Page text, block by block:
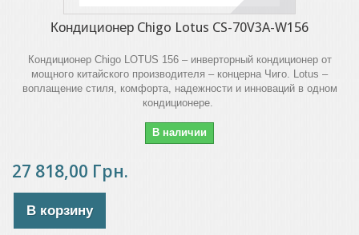
Кондиционер Chigo Lotus CS-70V3A-W156
Кондиционер Chigo LOTUS 156 – инверторный кондиционер от
мощного китайского производителя – концерна Чиго. Lotus –
воплащение стиля, комфорта, надежности и инноваций в одном
кондиционере.
В наличии
27 818,00 Грн.
В корзину